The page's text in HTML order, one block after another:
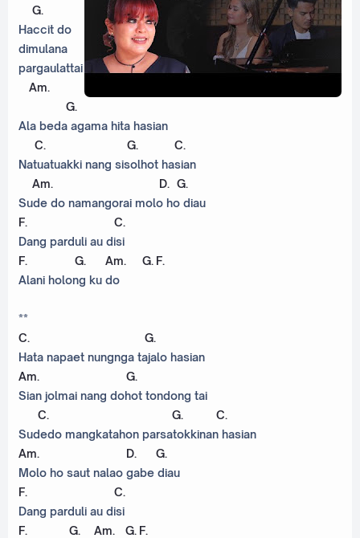
G.
Haccit do
dimulana
pargaulattai
Am.
G.
Ala beda agama hita hasian
C. G. C.
Natuatuakki nang sisolhot hasian
Am. D. G.
Sude do namangorai molo ho diau
F. C.
Dang parduli au disi
F. G. Am. G. F.
Alani holong ku do
**
C. G.
Hata napaet nungnga tajalo hasian
Am. G.
Sian jolmai nang dohot tondong tai
C. G. C.
Sudedo mangkatahon parsatokkinan hasian
Am. D. G.
Molo ho saut nalao gabe diau
F. C.
Dang parduli au disi
F. G. Am. G. F.